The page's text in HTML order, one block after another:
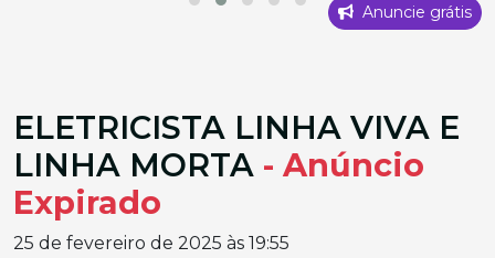
Anuncie grátis
ELETRICISTA LINHA VIVA E
LINHA MORTA - Anúncio
Expirado
25 de fevereiro de 2025 às 19:55